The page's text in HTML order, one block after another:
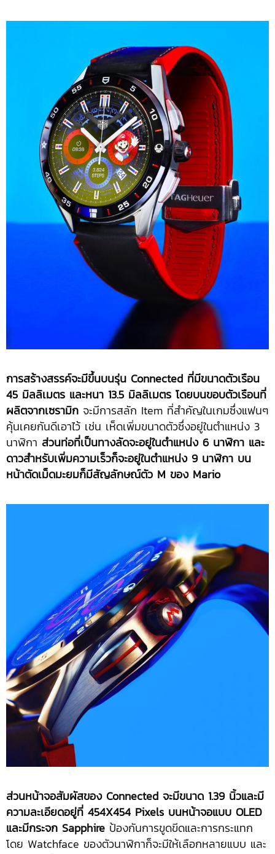
การสร้างสรรค์จะมีขึ้นบนรุ่น Connected ที่มีขนาดตัวเรือน
45 มิลลิเมตร และหนา 13.5 มิลลิเมตร โดยบนขอบตัวเรือนที่
ผลิตจากเซรามิก จะมีการสลัก Item ที่สำคัญในเกมซึ่งแฟนๆ
คุ้นเคยกันดีเอาไว้ เช่น เห็ดเพิ่มขนาดตัวซึ่งอยู่ในตำแหน่ง 3
นาฬิกา ส่วนท่อที่เป็นทางลัดจะอยู่ในตำแหน่ง 6 นาฬิกา และ
ดาวสำหรับเพิ่มความเร็วก็จะอยู่ในตำแหน่ง 9 นาฬิกา บน
หน้าตัดเม็ดมะยมก็มีสัญลักษณ์ตัว M ของ Mario
ส่วนหน้าจอสัมผัสของ Connected จะมีขนาด 1.39 นิ้วและมี
ความละเอียดอยู่ที่ 454X454 Pixels บนหน้าจอแบบ OLED
และมีกระจก Sapphire ป้องกันการขูดขีดและการกระแทก
โดย Watchface ของตัวนาฬิกาก็จะมีให้เลือกหลายแบบ และ